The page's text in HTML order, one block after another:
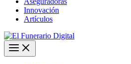
Innovación
Artículos